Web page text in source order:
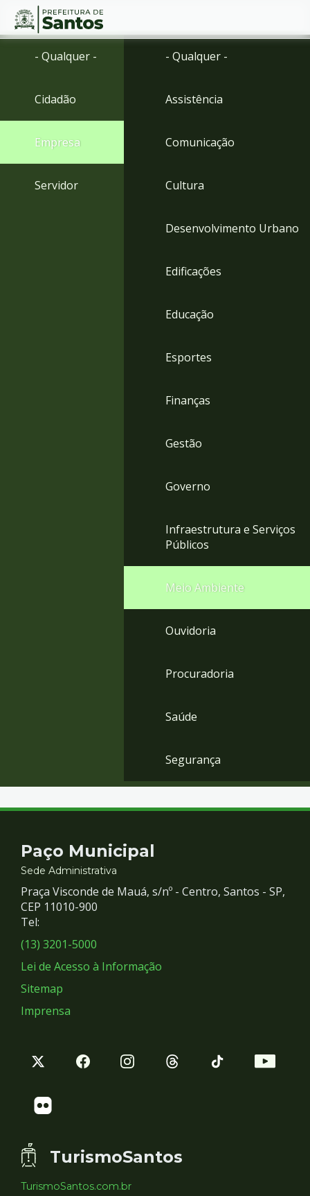
Ir
Ir
menu
Conteúdo
- Qualquer -
Cidadão
Empresa
Servidor
- Qualquer -
Assistência
Comunicação
Cultura
Desenvolvimento Urbano
Edificações
Educação
Esportes
Finanças
Gestão
Governo
Infraestrutura e Serviços
Públicos
Meio Ambiente
Ouvidoria
Procuradoria
Saúde
Segurança
Contato
e
Redes
Sociais
Paço Municipal
Sede Administrativa
Praça Visconde de Mauá, s/nº - Centro, Santos - SP,
CEP 11010-900
Tel:
(13) 3201-5000
Lei de Acesso à Informação
Sitemap
Imprensa
TurismoSantos
TurismoSantos.com.br